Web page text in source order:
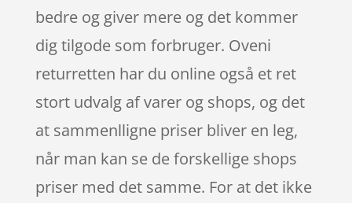
bedre og giver mere og det kommer
dig tilgode som forbruger. Oveni
returretten har du online også et ret
stort udvalg af varer og shops, og det
at sammenlligne priser bliver en leg,
når man kan se de forskellige shops
priser med det samme. For at det ikke